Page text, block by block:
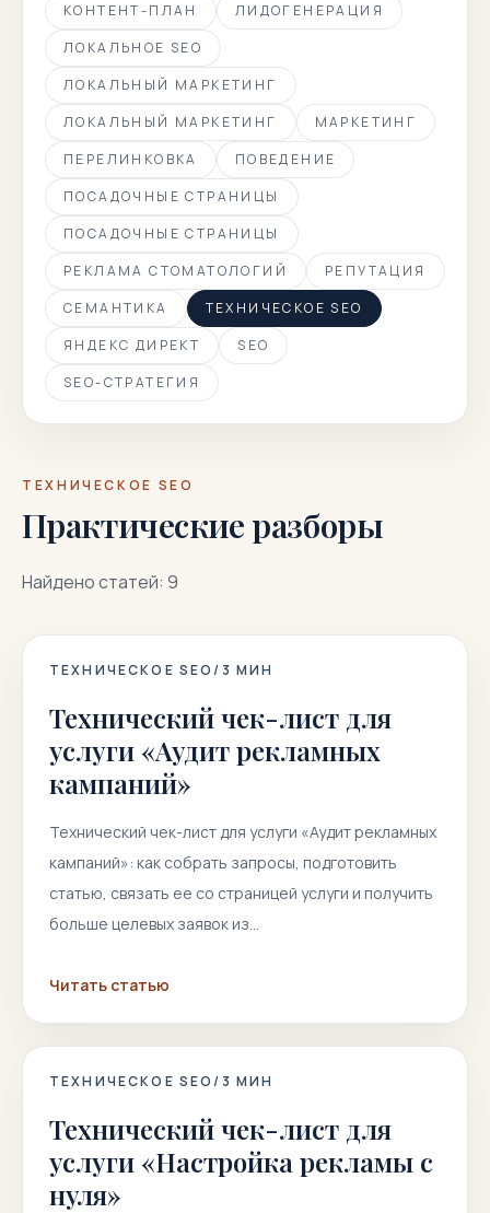
КОНТЕНТ-ПЛАН
ЛИДОГЕНЕРАЦИЯ
ЛОКАЛЬНОЕ SEO
ЛОКАЛЬНЫЙ МАРКЕТИНГ
ЛОКАЛЬНЫЙ МАРКЕТИНГ
МАРКЕТИНГ
ПЕРЕЛИНКОВКА
ПОВЕДЕНИЕ
ПОСАДОЧНЫЕ СТРАНИЦЫ
ПОСАДОЧНЫЕ СТРАНИЦЫ
РЕКЛАМА СТОМАТОЛОГИЙ
РЕПУТАЦИЯ
СЕМАНТИКА
ТЕХНИЧЕСКОЕ SEO
ЯНДЕКС ДИРЕКТ
SEO
SEO-СТРАТЕГИЯ
ТЕХНИЧЕСКОЕ SEO
Практические разборы
Найдено статей: 9
ТЕХНИЧЕСКОЕ SEO/ 3 МИН
Технический чек-лист для
услуги «Аудит рекламных
кампаний»
Технический чек-лист для услуги «Аудит рекламных
кампаний»: как собрать запросы, подготовить
статью, связать ее со страницей услуги и получить
больше целевых заявок из…
Читать статью
ТЕХНИЧЕСКОЕ SEO/ 3 МИН
Технический чек-лист для
услуги «Настройка рекламы с
нуля»